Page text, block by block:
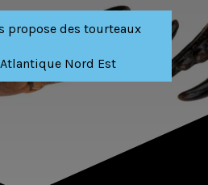
propose des tourteaux
Nord Est